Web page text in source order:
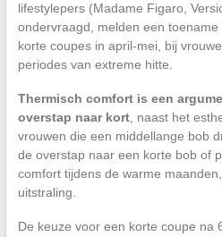
lifestylepers (Madame Figaro,
ondervraagd, melden een
korte coupes in april-mei, bij
periodes van extreme hitte.
Thermisch comfort is een
overstap naar kort, naast het
vrouwen die een middellange bob
de overstap naar een korte bob of
comfort tijdens de warme
uitstraling.
De keuze voor een korte coupe na